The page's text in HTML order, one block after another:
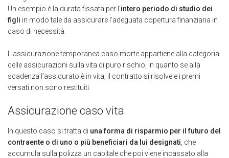
Un esempio è la durata fissata per l'intero periodo di studio dei
figli in modo tale da assicurare l’adeguata copertura finanziaria in
caso di necessità.
L’assicurazione temporanea caso morte appartiene alla categoria
delle assicurazioni sulla vita di puro rischio, in quanto se alla
scadenza l’assicurato è in vita, il contratto si risolve e i premi
versati non sono restituiti.
Assicurazione caso vita
In questo caso si tratta di una forma di risparmio per il futuro del
contraente o di uno o più beneficiari da lui designati , che
accumula sulla polizza un capitale che poi viene incassato alla